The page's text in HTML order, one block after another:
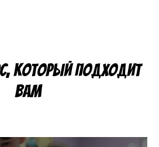
который подходит
вам